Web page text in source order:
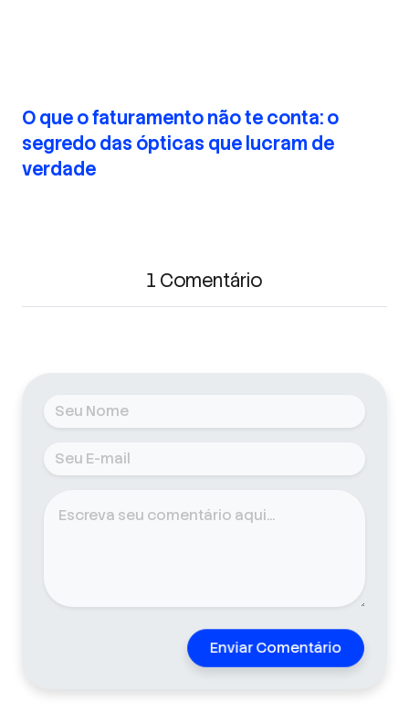
O que o faturamento não te conta: o
segredo das ópticas que lucram de
verdade
1 Comentário
Enviar Comentário